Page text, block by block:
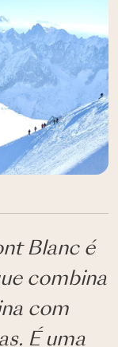
Blanc é
combina
com
É uma